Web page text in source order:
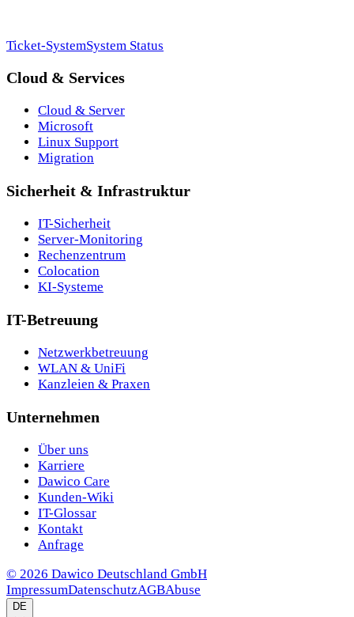
Ticket-SystemSystem Status
Cloud & Services
Cloud & Server
Microsoft
Linux Support
Migration
Sicherheit & Infrastruktur
IT-Sicherheit
Server-Monitoring
Rechenzentrum
Colocation
KI-Systeme
IT-Betreuung
Netzwerkbetreuung
WLAN & UniFi
Kanzleien & Praxen
Unternehmen
Über uns
Karriere
Dawico Care
Kunden-Wiki
IT-Glossar
Kontakt
Anfrage
© 2026 Dawico Deutschland GmbH
ImpressumDatenschutzAGBAbuse
DE